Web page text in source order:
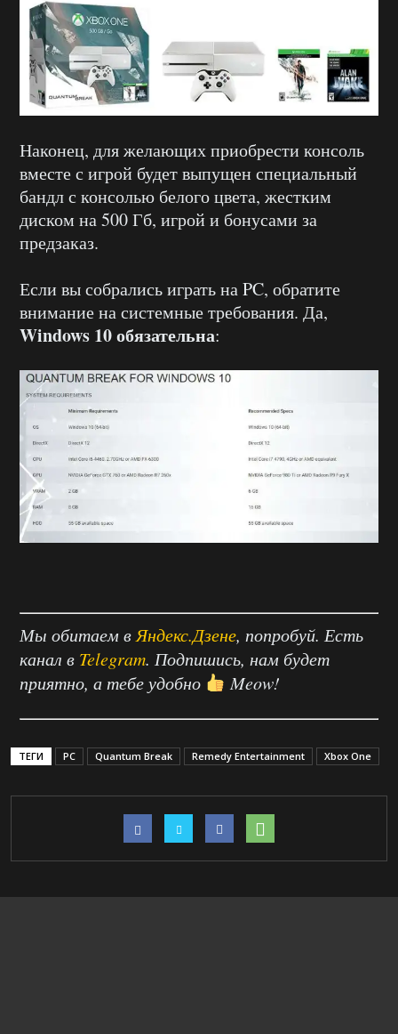
Наконец, для желающих приобрести консоль
вместе с игрой будет выпущен специальный
бандл с консолью белого цвета, жестким
диском на 500 Гб, игрой и бонусами за
предзаказ.
Если вы собрались играть на PC, обратите
внимание на системные требования. Да,
Windows 10 обязательна:
Мы обитаем в Яндекс.Дзене, попробуй. Есть
канал в Telegram. Подпишись, нам будет
приятно, а тебе удобно
Meow!
ТЕГИ PC Quantum Break Remedy Entertainment Xbox One